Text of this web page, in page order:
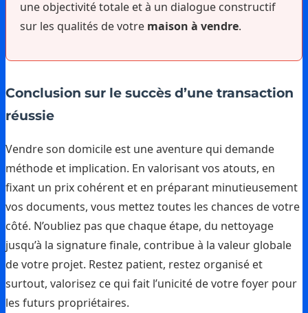
une objectivité totale et à un dialogue constructif
sur les qualités de votre maison à vendre.
Conclusion sur le succès d’une transaction
réussie
Vendre son domicile est une aventure qui demande
méthode et implication. En valorisant vos atouts, en
fixant un prix cohérent et en préparant minutieusement
vos documents, vous mettez toutes les chances de votre
côté. N’oubliez pas que chaque étape, du nettoyage
jusqu’à la signature finale, contribue à la valeur globale
de votre projet. Restez patient, restez organisé et
surtout, valorisez ce qui fait l’unicité de votre foyer pour
les futurs propriétaires.